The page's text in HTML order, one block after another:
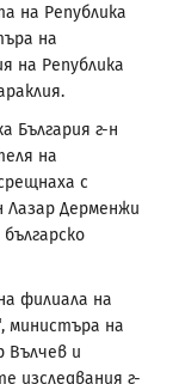
на Република
на
на Република
България г-н
на
с
Лазар Дерменжи
филиала на
министъра на
Вълчев и
изследвания г-